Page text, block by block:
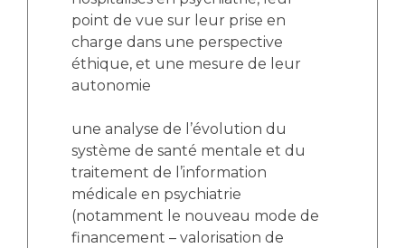
point de vue sur leur prise en
charge dans une perspective
éthique, et une mesure de leur
autonomie
une analyse de l’évolution du
système de santé mentale et du
traitement de l’information
médicale en psychiatrie
(notamment le nouveau mode de
financement – valorisation de